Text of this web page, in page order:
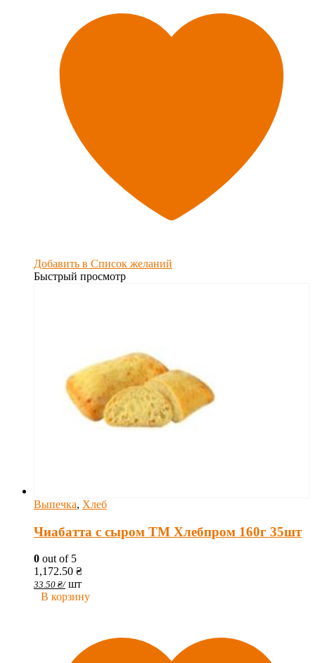
Добавить в Список желаний
Быстрый просмотр
Выпечка, Хлеб
Чиабатта с сыром ТМ Хлебпром 160г 35шт
0 out of 5
1,172.50 ₴
33.50 ₴/ шт
В корзину